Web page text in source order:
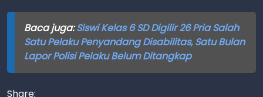
Baca juga:Siswi Kelas 6 SD Digilir 26 Pria Salah
Satu Pelaku Penyandang Disabilitas, Satu Bulan
Lapor Polisi Pelaku Belum Ditangkap
Share: